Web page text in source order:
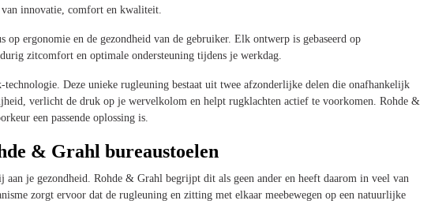
van innovatie, comfort en kwaliteit.
ergonomie en de gezondheid van de gebruiker. Elk ontwerp is gebaseerd op
zitcomfort en optimale ondersteuning tijdens je werkdag.
Deze unieke rugleuning bestaat uit twee afzonderlijke delen die onafhankelijk
verlicht de druk op je wervelkolom en helpt rugklachten actief te voorkomen. Rohde &
een passende oplossing is.
& Grahl bureaustoelen
je gezondheid. Rohde & Grahl begrijpt dit als geen ander en heeft daarom in veel van
zorgt ervoor dat de rugleuning en zitting met elkaar meebewegen op een natuurlijke